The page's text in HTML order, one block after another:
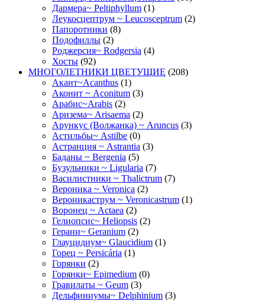
Дармера~ Peltiphyllum (1)
Леукосцептрум ~ Leucosceptrum (2)
Папоротники (8)
Подофиллы (2)
Роджерсия~ Rodgersia (4)
Хосты (92)
МНОГОЛЕТНИКИ ЦВЕТУЩИЕ (208)
Акант~Acanthus (1)
Аконит ~ Aconitum (3)
Арабис~Arabis (2)
Аризема~ Arisaema (2)
Арункус (Волжанка) ~ Aruncus (3)
Астильбы~ Astilbe (0)
Астранция ~ Astrantia (3)
Баданы ~ Bergenia (5)
Бузульники ~ Ligularia (7)
Василистники ~ Thalictrum (7)
Вероника ~ Veronica (2)
Вероникаструм ~ Veronicastrum (1)
Воронец ~ Actaea (2)
Гелиопсис~ Heliopsis (2)
Герани~ Geranium (2)
Глауцидиум~ Glaucidium (1)
Горец ~ Persicária (1)
Горянки (2)
Горянки~ Epimedium (0)
Гравилаты ~ Geum (3)
Дельфиниумы~ Delphinium (3)